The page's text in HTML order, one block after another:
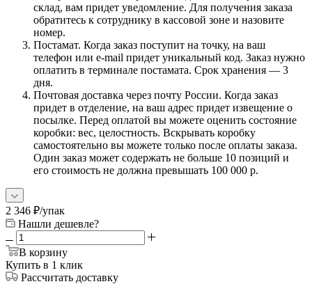
склад, вам придет уведомление. Для получения заказа
обратитесь к сотруднику в кассовой зоне и назовите
номер.
Постамат. Когда заказ поступит на точку, на ваш
телефон или e-mail придет уникальный код. Заказ нужно
оплатить в терминале постамата. Срок хранения — 3
дня.
Почтовая доставка через почту России. Когда заказ
придет в отделение, на ваш адрес придет извещение о
посылке. Перед оплатой вы можете оценить состояние
коробки: вес, целостность. Вскрывать коробку
самостоятельно вы можете только после оплаты заказа.
Один заказ может содержать не больше 10 позиций и
его стоимость не должна превышать 100 000 р.
2 346 ₽/упак
Нашли дешевле?
В корзину
Купить в 1 клик
Рассчитать доставку